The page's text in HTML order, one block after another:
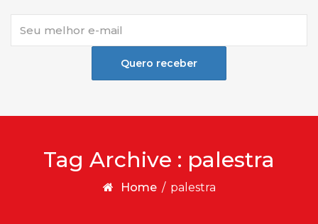
Quero receber
Tag Archive : palestra
Home / palestra